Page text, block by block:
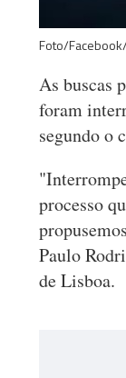
Foto/
As buscas
foram
segundo o
processo
Paulo
de Lisboa.